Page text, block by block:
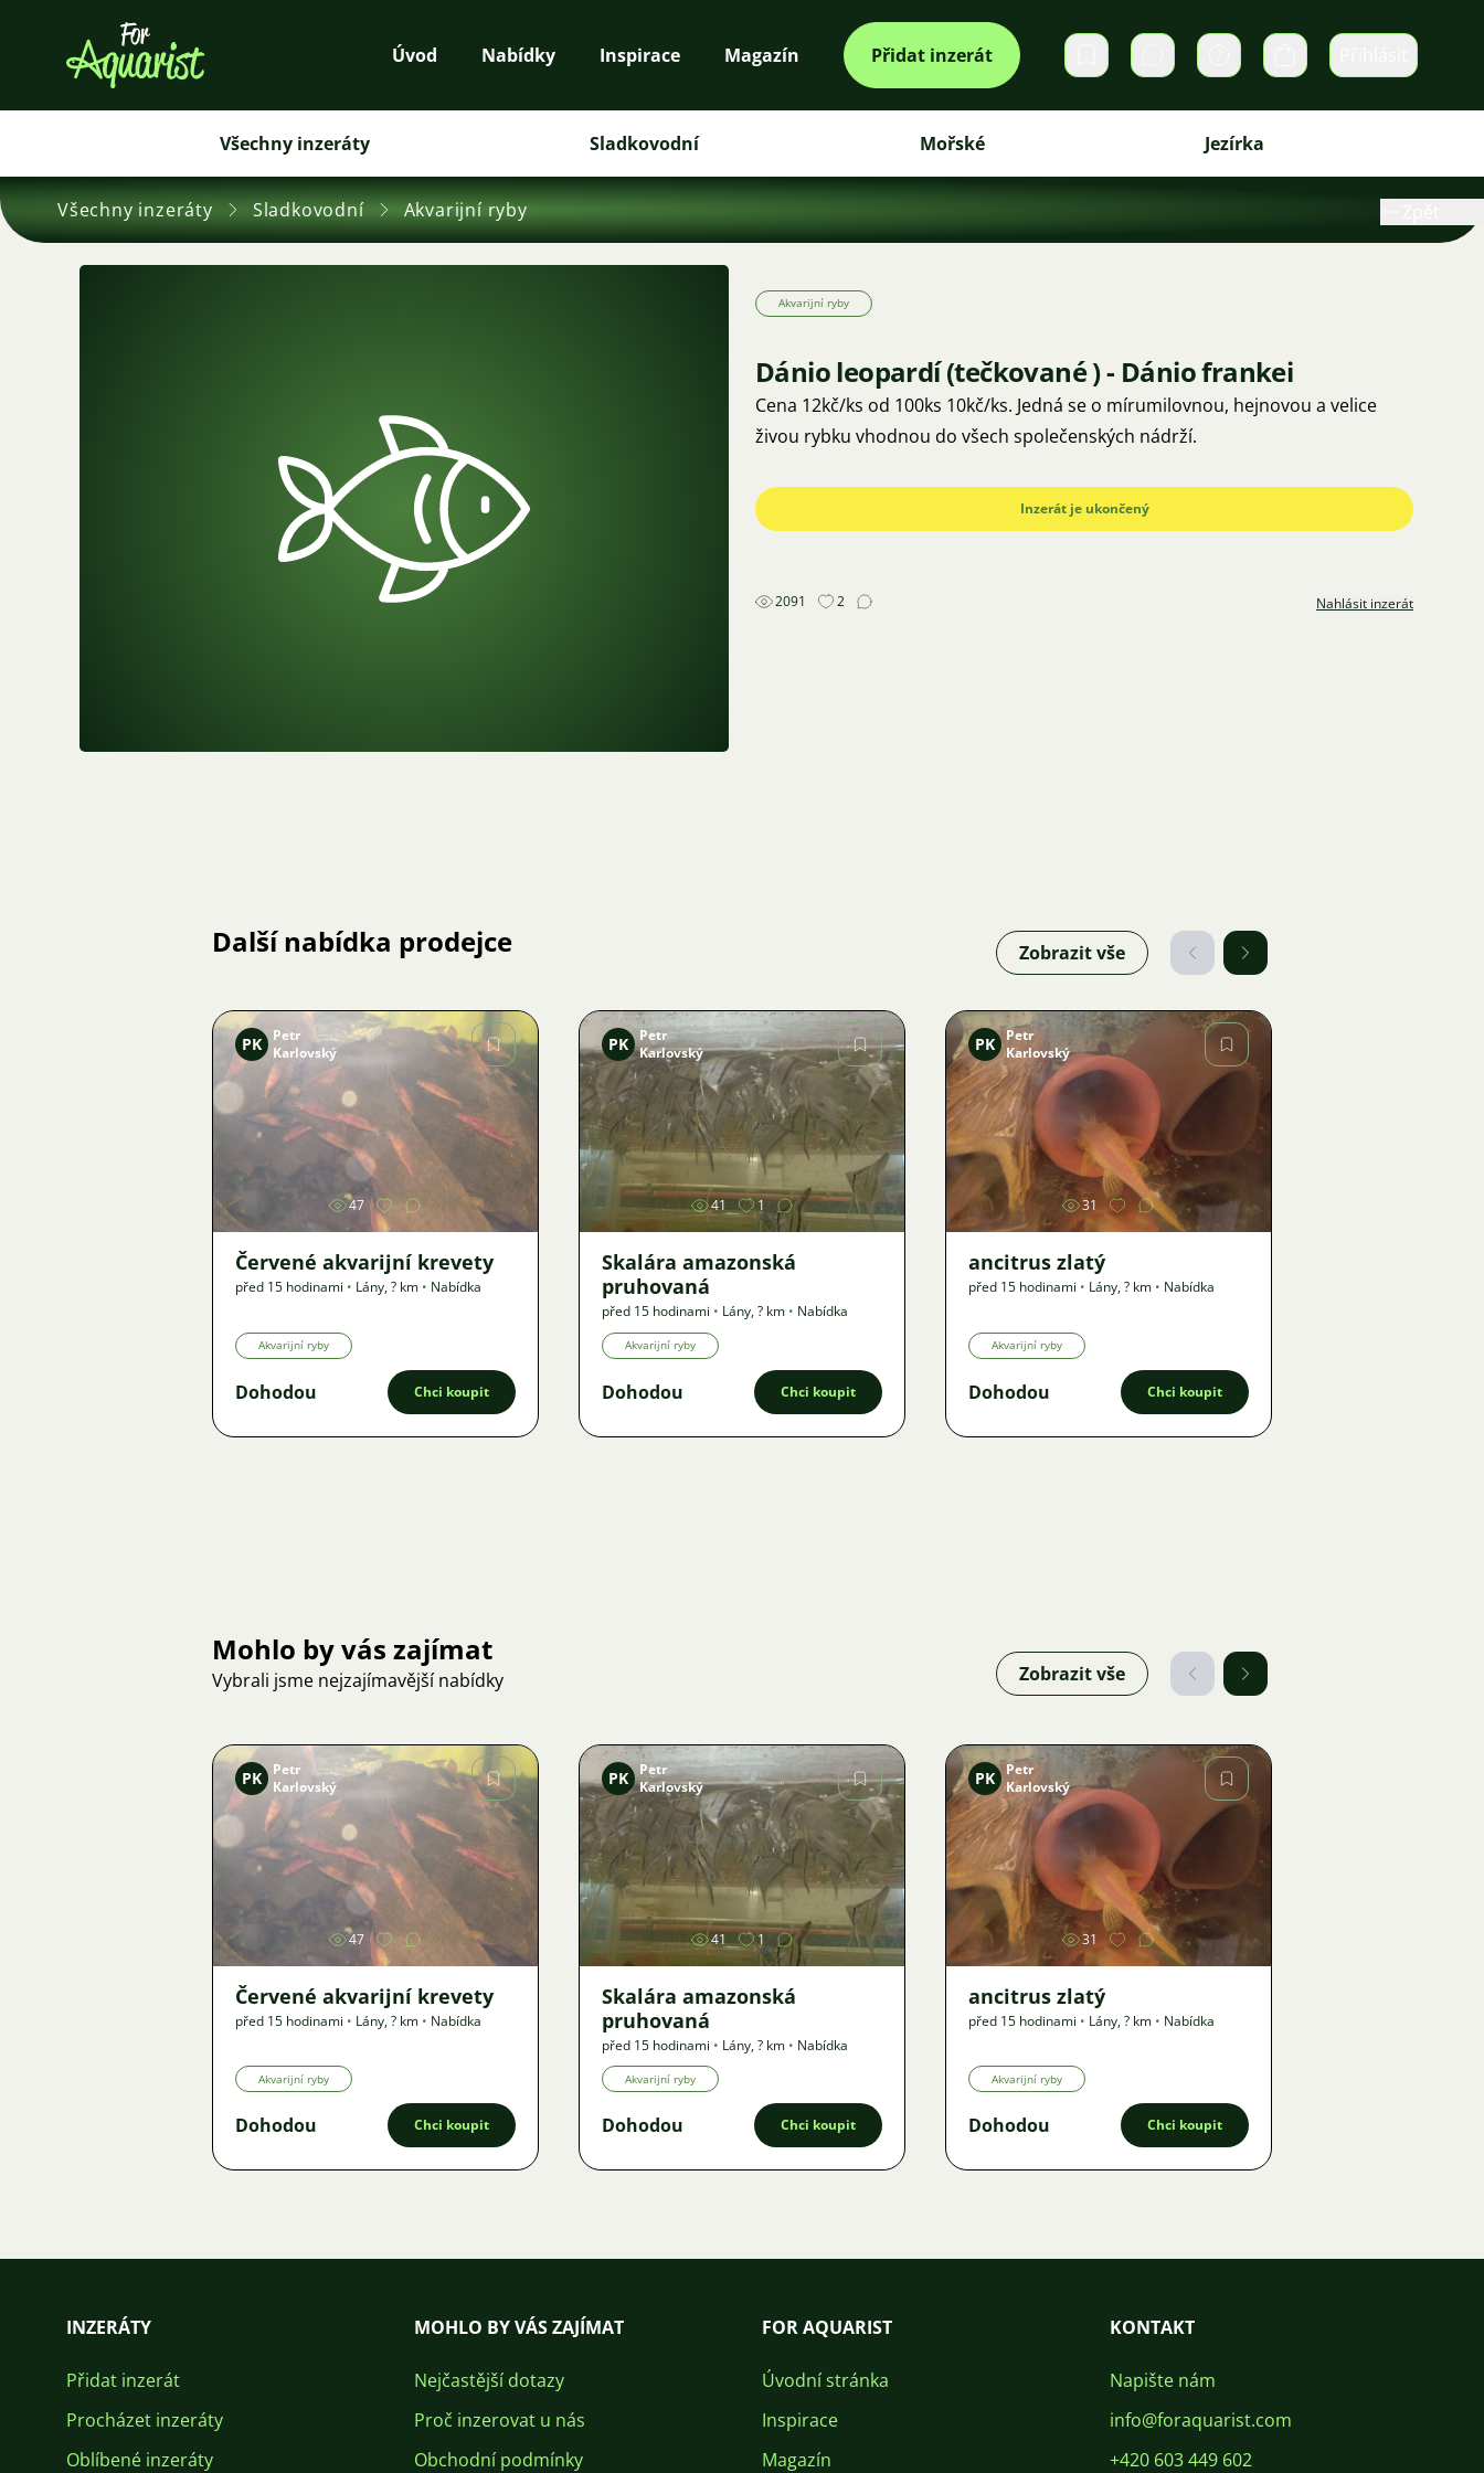
Úvod Nabídky Inspirace Magazín Přidat inzerát Soukromé zprávy Košík
Všechny inzeráty Sladkovodní Mořské Jezírka
Všechny inzeráty Sladkovodní Akvarijní ryby
Akvarijní ryby
Dánio leopardí (tečkované ) - Dánio frankei
Cena 12kč/ks od 100ks 10kč/ks. Jedná se o mírumilovnou, hejnovou a velice
živou rybku vhodnou do všech společenských nádrží.
Inzerát je ukončený
2091 2 Nahlásit inzerát
Další nabídka prodejce Zobrazit vše
Obrázek
PK
Petr
Karlovský
47
Červené akvarijní krevety
před 15 hodinami • Lány,? km • Nabídka
Akvarijní ryby
Dohodou Chci koupit
Obrázek
PK
Petr
Karlovský
41 1
Skalára amazonská
pruhovaná
před 15 hodinami • Lány,? km • Nabídka
Akvarijní ryby
Dohodou Chci koupit
Obrázek
PK
Petr
Karlovský
31
ancitrus zlatý
před 15 hodinami • Lány,? km • Nabídka
Akvarijní ryby
Dohodou Chci koupit
Mohlo by vás zajímat
Vybrali jsme nejzajímavější nabídky Zobrazit vše
Obrázek
PK
Petr
Karlovský
47
Červené akvarijní krevety
před 15 hodinami • Lány,? km • Nabídka
Akvarijní ryby
Dohodou Chci koupit
Obrázek
PK
Petr
Karlovský
41 1
Skalára amazonská
pruhovaná
před 15 hodinami • Lány,? km • Nabídka
Akvarijní ryby
Dohodou Chci koupit
Obrázek
PK
Petr
Karlovský
31
ancitrus zlatý
před 15 hodinami • Lány,? km • Nabídka
Akvarijní ryby
Dohodou Chci koupit
INZERÁTY
Přidat inzerát
Procházet inzeráty
Oblíbené inzeráty
MOHLO BY VÁS ZAJÍMAT
Nejčastější dotazy
Proč inzerovat u nás
Obchodní podmínky
FOR AQUARIST
Úvodní stránka
Inspirace
Magazín
KONTAKT
Napište nám
info@foraquarist.com
+420 603 449 602